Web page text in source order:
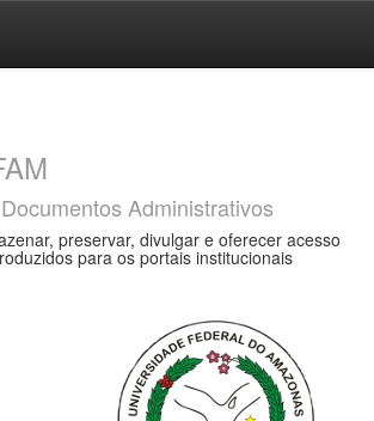
Administrativos
preservar, divulgar e oferecer acesso
para os portais institucionais